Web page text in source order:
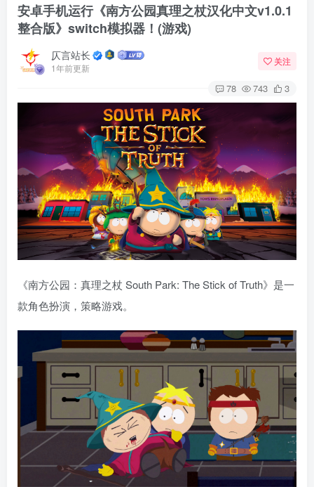
安卓手机运行《南方公园真理之杖汉化中文v1.0.1
整合版》switch模拟器！(游戏)
仄言站长
1年前更新
关注
78 743 3
《南方公园：真理之杖 South Park: The Stick of Truth》是一
款角色扮演，策略游戏。